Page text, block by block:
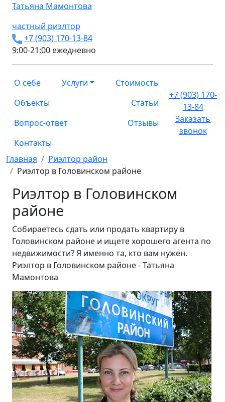
Татьяна Мамонтова
частный риэлтор
+7 (903) 170-13-84
9:00-21:00 ежедневно
О себе Услуги
Стоимость
Объекты
Статьи
Вопрос-ответ
Отзывы
Контакты
+7 (903) 170-
13-84
Заказать
звонок
Главная
Риэлтор район
Риэлтор в Головинском районе
Риэлтор в Головинском
районе
Собираетесь сдать или продать квартиру в
Головинском районе и ищете хорошего агента по
недвижимости? Я именно та, кто вам нужен.
Риэлтор в Головинском районе - Татьяна
Мамонтова